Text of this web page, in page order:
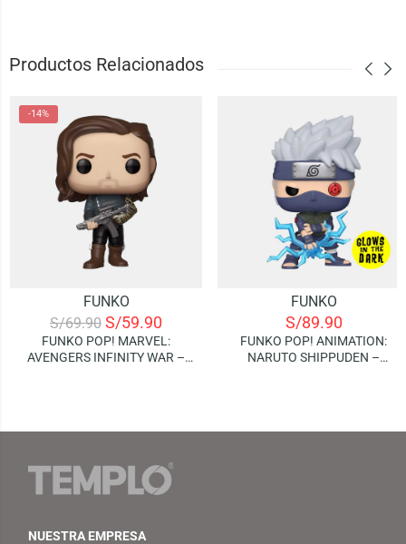
Productos Relacionados
-14%
FUNKO
S/69.90 S/59.90
FUNKO POP! MARVEL:
AVENGERS INFINITY WAR –
FUNKO
S/89.90
FUNKO POP! ANIMATION:
NARUTO SHIPPUDEN –
NUESTRA EMPRESA